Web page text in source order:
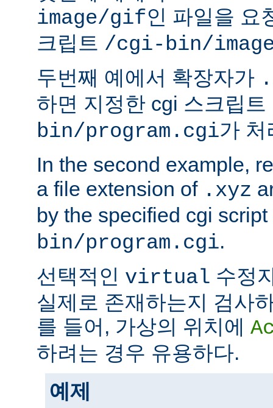
image/gif인 파일을 요
크립트 /cgi-bin/
두번째 예에서 확장자가
하면 지정한 cgi 스크립트
bin/program.cgi가 처
In the second example,
a file extension of .xyz
by the specified cgi script
bin/program.cgi.
선택적인 virtual 수정
실제로 존재하는지 검사
를 들어, 가상의 위치에
하려는 경우 유용하다.
예제